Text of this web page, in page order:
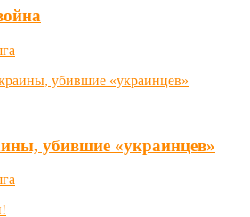
убившие «украинцев»